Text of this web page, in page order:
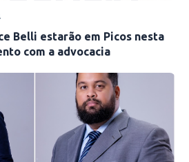
Belli estarão em Picos nesta
com a advocacia